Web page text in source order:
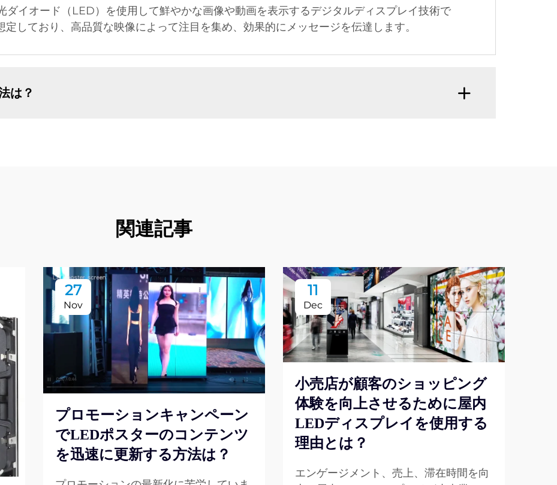
ダイオード（LED）を使用して鮮やかな画像や動画を表示するデジタルディスプレイ技術で
しており、高品質な映像によって注目を集め、効果的にメッセージを伝達します。
は？
関連記事
27
Nov
プロモーションキャンペーン
でLEDポスターのコンテンツ
を迅速に更新する方法は？
11
Dec
小売店が顧客のショッピング
体験を向上させるために屋内
LEDディスプレイを使用する
理由とは？
エンゲージメント、売上、滞在時間を向